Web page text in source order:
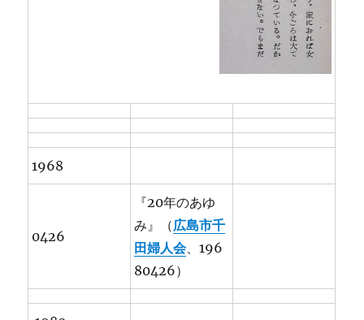
1968
0426
『20年のあゆ
み』（広島市千
田婦人会、196
80426）